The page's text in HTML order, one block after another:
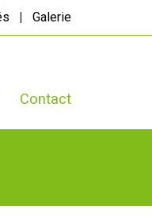
| Galerie
Contact